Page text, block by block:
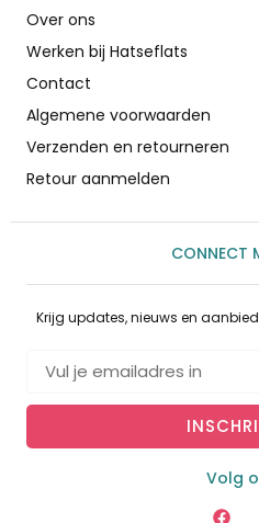
Over ons
Werken bij Hatseflats
Contact
Algemene voorwaarden
Verzenden en retourneren
Retour aanmelden
CONNECT
Krijg updates, nieuws en
Volg